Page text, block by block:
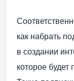
как набрать
в создании
которое будет